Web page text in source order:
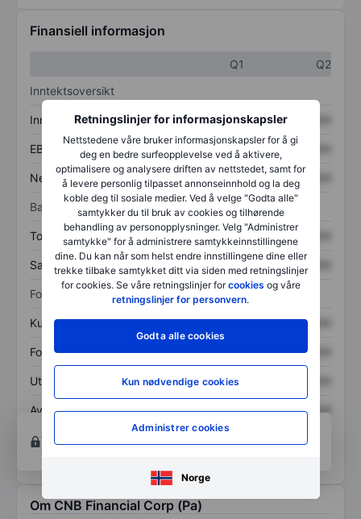
Retningslinjer for informasjonskapsler
Nettstedene våre bruker informasjonskapsler for å gi
deg en bedre surfeopplevelse ved å aktivere,
optimalisere og analysere driften av nettstedet, samt for
å levere personlig tilpasset annonseinnhold og la deg
koble deg til sosiale medier. Ved å velge "Godta alle"
samtykker du til bruk av cookies og tilhørende
behandling av personopplysninger. Velg "Administrer
samtykke" for å administrere samtykkeinnstillingene
dine. Du kan når som helst endre innstillingene dine eller
trekke tilbake samtykket ditt via siden med retningslinjer
for cookies. Se våre retningslinjer forcookies og våre
retningslinjer for personvern.
Godta alle cookies
Kun nødvendige cookies
Administrer cookies
Norge
Finansiell informasjon
Q1
Q2
Inntektsoversikt
Inntekter XXXXXXX XXXXXXX
EBITDA XXXXXXX XXXXXXX
Nettoinntekt XXXXXXX XXXXXXX
Balanse
Totale eiendeler XXXXXXX
Samlet gjeld XXXXXXX XXXXXXX
Forholdstall
Kurs/salg XXXXXXX XXXXXXX
Fortjeneste per aksje XXXXXXX XXXXXXX
Utbytte per aksje XXXXXXX
Avkastning på
XXXXXXX
XXXXXXX
for å få tilgang til flere kartleggings-
og analyseverktøy.
Om CNB Financial Corp (Pa)